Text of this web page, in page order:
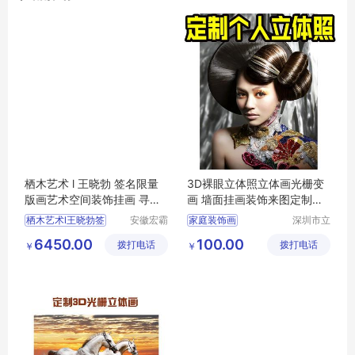
栖木艺术 l 王晓勃 签名限量
版画艺术空间装饰挂画 寻找
光明NO.3
栖木艺术l王晓勃签
安徽宏霸
有限公司
￥ 6450.00 拨打电话
3D裸眼立体照立体画光栅变
画 墙面挂画装饰来图定制批
量lenticular
家庭装饰画
墙面挂画装饰
深圳市立
技有限公
￥ 100.00 拨打电话